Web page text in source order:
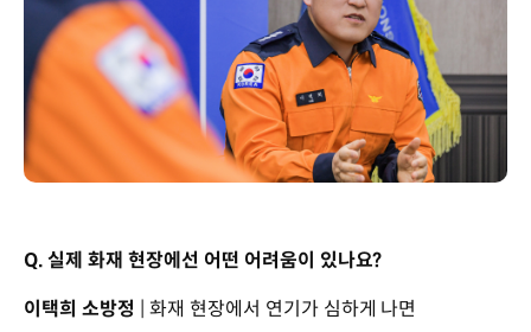
Q. 실제 화재 현장에선 어떤 어려움이 있나요?
이택희 소방정 | 화재 현장에서 연기가 심하게 나면